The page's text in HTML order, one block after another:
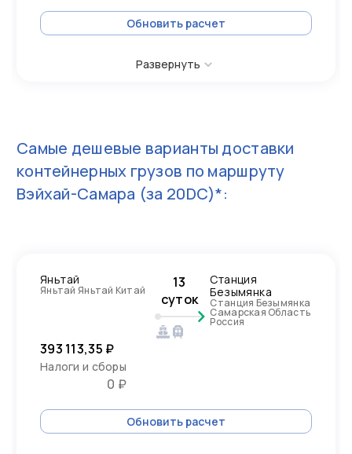
Обновить расчет
Развернуть
Самые дешевые варианты доставки
контейнерных грузов по маршруту
Вэйхай-Самара (за 20DC)*:
Яньтай
Яньтай Яньтай Китай
13
суток
Станция
Безымянка
Станция Безымянка
Самарская Область
Россия
393 113,35 ₽
Налоги и сборы
0 ₽
Обновить расчет